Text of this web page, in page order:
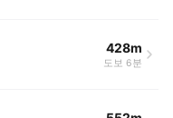
428m
도보 6분